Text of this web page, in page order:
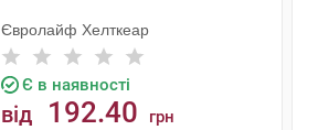
Євролайф Хелткеар
Є в наявності
від 192.40 грн